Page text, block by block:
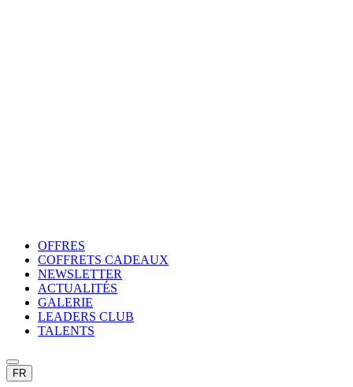
OFFRES
COFFRETS CADEAUX
NEWSLETTER
ACTUALITÉS
GALERIE
LEADERS CLUB
TALENTS
FR